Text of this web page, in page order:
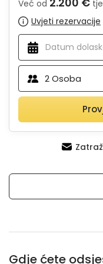
Već od
Uvjeti rezervacije
2Osoba
Gdje ćete